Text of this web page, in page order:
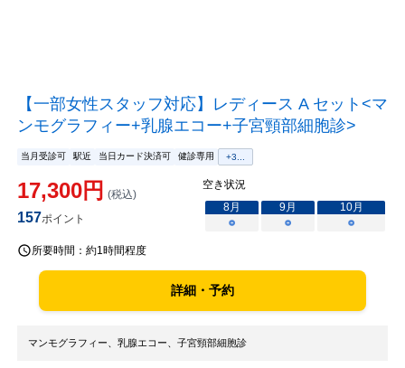
【一部女性スタッフ対応】レディース A セット<マ
ンモグラフィー+乳腺エコー+子宮頸部細胞診>
当月受診可 駅近 当日カード決済可 健診専用 +3...
17,300円 (税込)
157ポイント
空き状況
8月 9月 10月
○
○ ○
所要時間： 約1時間程度
詳細・予約
マンモグラフィー、乳腺エコー、子宮頸部細胞診